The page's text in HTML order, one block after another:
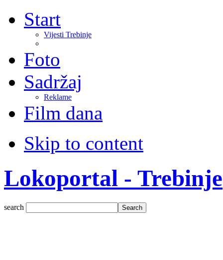
Start
Vijesti Trebinje
Foto
Sadržaj
Reklame
Film dana
Skip to content
Lokoportal - Trebinje
search